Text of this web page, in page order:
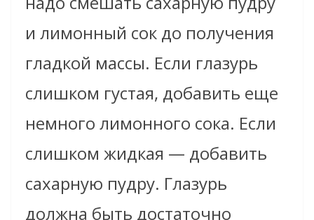
и лимонный сок до получения
гладкой массы. Если глазурь
слишком густая, добавить еще
немного лимонного сока. Если
слишком жидкая — добавить
сахарную пудру. Глазурь
должна быть достаточно